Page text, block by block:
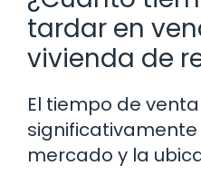
tardar en
vivienda de
El tiempo de
mercado y la